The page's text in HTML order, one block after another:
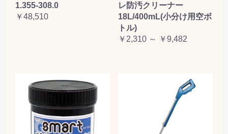
1.355-308.0
￥48,510
レ防汚クリーナー
18L/400mL(小分け用空ボ
トル)
￥2,310 ～ ￥9,482